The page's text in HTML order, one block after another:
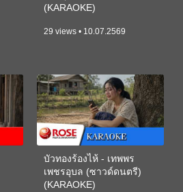
(KARAOKE)
29 views • 10.07.2569
บัวทองร้องไห้ - เทพพร
เพชรอุบล (ซาวด์ดนตรี)
(KARAOKE)